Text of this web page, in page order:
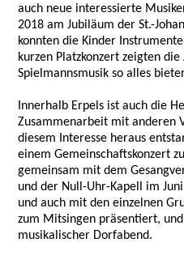
auch neue interessierte
2018 am Jubiläum der St.-
konnten die Kinder
kurzen Platzkonzert zeigten
Spielmannsmusik so alles
Innerhalb Erpels ist auch die
Zusammenarbeit mit anderen
diesem Interesse heraus
einem Gemeinschaftskonzert
gemeinsam mit dem
und der Null-Uhr-Kapell im
und auch mit den einzelnen
zum Mitsingen präsentiert,
musikalischer Dorfabend.